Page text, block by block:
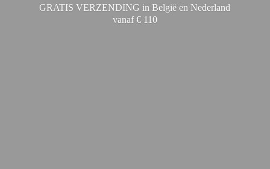
GRATIS VERZENDING in België en Nederland
vanaf € 110